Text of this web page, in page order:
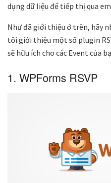
dụng dữ liệu để tiếp thị qua
Như đã giới thiệu ở trên, hãy
tôi giới thiệu một số plugin
sẽ hữu ích cho các Event của
1. WPForms RSVP